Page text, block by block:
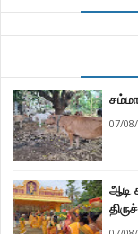
07/
ஆடி